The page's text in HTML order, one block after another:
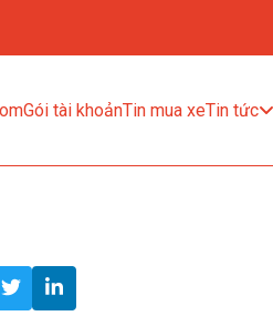
Gói tài khoảnTin mua xeTin tức